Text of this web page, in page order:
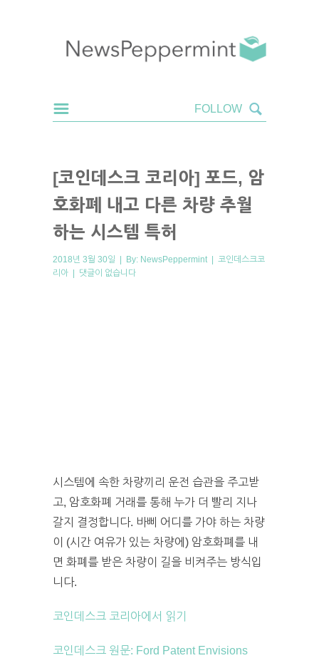
[코인데스크 코리아] 포드, 암
호화폐 내고 다른 차량 추월
하는 시스템 특허
2018년 3월 30일 | By: NewsPeppermint | 코인데스크코
리아 | 댓글이 없습니다
시스템에 속한 차량끼리 운전 습관을 주고받
고, 암호화폐 거래를 통해 누가 더 빨리 지나
갈지 결정합니다. 바삐 어디를 가야 하는 차량
이 (시간 여유가 있는 차량에) 암호화폐를 내
면 화폐를 받은 차량이 길을 비켜주는 방식입
니다.
코인데스크 코리아에서 읽기
코인데스크 원문: Ford Patent Envisions